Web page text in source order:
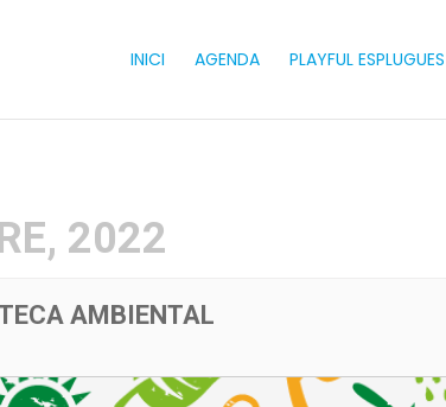
INICI AGENDA PLAYFUL ESPLUGUES
2022
AMBIENTAL